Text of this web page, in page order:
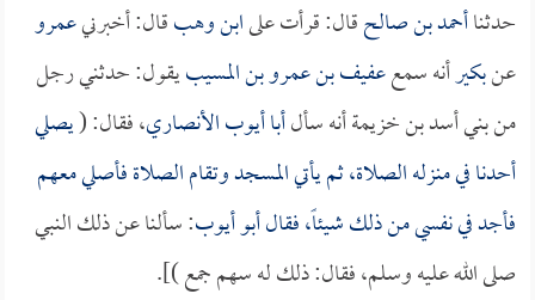
حدثناأحمد بن صالحقال: قرأت علىابن وهبقال: أخبرنيعمرو
عنبكيرأنه سمععفيف بن عمرو بن المسيبيقول: حدثني رجل
من بني أسد بن خزيمة أنه سألأبا أيوب الأنصاري، فقال: (يصلي
أحدنا في منزله الصلاة، ثم يأتي المسجد وتقام الصلاة فأصلي معهم
فأجد في نفسي من ذلك شيئاً، فقالأبو أيوب: سألنا عن ذلك النبي
صلى الله عليه وسلم، فقال: ذلك له سهم جمع )].